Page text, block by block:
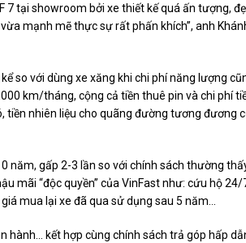
7 tại showroom bởi xe thiết kế quá ấn tượng,
mạnh mẽ thực sự rất phấn khích”, anh
so với dùng xe xăng khi chi phí năng lượng
km/tháng, cộng cả tiền thuê pin và chi phí
tiền nhiên liệu cho quãng đường tương đương
năm, gấp 2-3 lần so với chính sách thường
mãi “độc quyền” của VinFast như: cứu hộ 24/
mua lại xe đã qua sử dụng sau 5 năm…
hành… kết hợp cùng chính sách trả góp hấp